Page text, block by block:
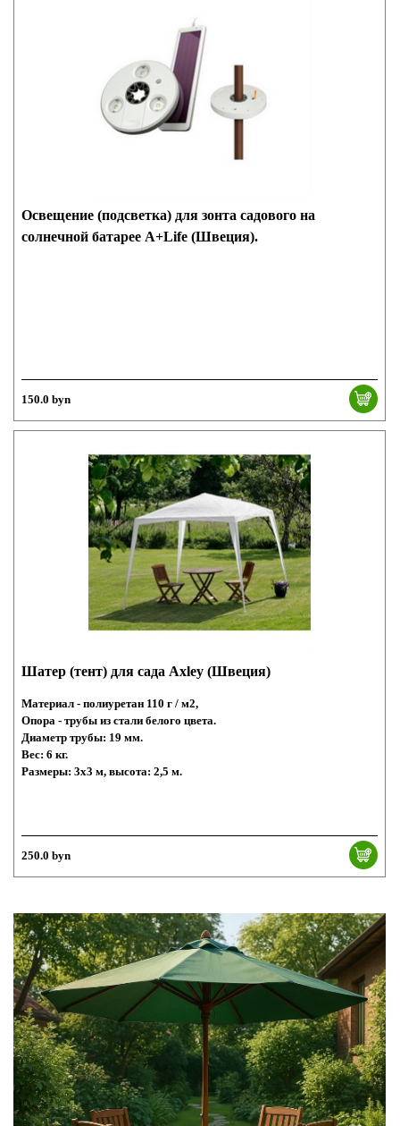
Освещение (подсветка) для зонта садового на
солнечной батарее A+Life (Швеция).
150.0 byn
Шатер (тент) для сада Axley (Швеция)
Материал - полиуретан 110 г / м2,
Опора - трубы из стали белого цвета.
Диаметр трубы: 19 мм.
Вес: 6 кг.
Размеры: 3x3 м, высота: 2,5 м.
250.0 byn